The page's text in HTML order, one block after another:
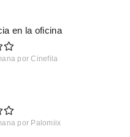
en la oficina
por Cinefila
por Palomiix